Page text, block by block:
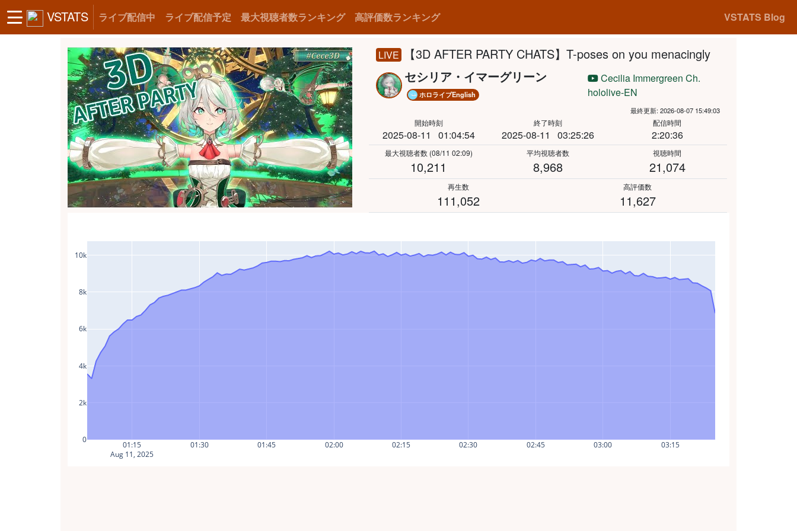
VSTATS ライブ配信中 ライブ配信予定 最大視聴者数ランキング 高評価数ランキング VSTATS Blog
LIVE
【3D AFTER PARTY CHATS】T-poses on you menacingly
セシリア・イマーグリーン
ホロライブEnglish
Cecilia Immergreen Ch.
hololive-EN
最終更新: 2026-08-07 15:49:03
開始時刻
2025-08-11 01:04:54
終了時刻
2025-08-11 03:25:26
配信時間
2:20:36
最大視聴者数 (08/11 02:09)
10,211
平均視聴者数
8,968
視聴時間
21,074
再生数
111,052
高評価数
11,627
01:15
Aug 11, 2025
01:30 01:45 02:00 02:15 02:30 02:45 03:00 03:15
0
2k
4k
6k
8k
10k